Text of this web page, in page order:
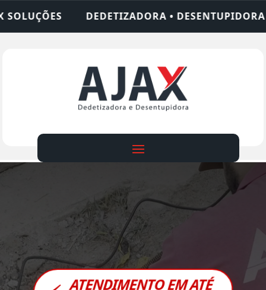
• DESENTUPIDORA • LIMPEZA DE FOSSA •
ATENDIMENTO EM ATÉ